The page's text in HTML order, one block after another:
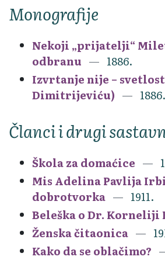
Monografije
Nekoji „prijatelji“
odbranu
1886.
Izvrtanje nije –
Dimitrijeviću)
1886.
Članci i drugi
Škola za domaćice
Mis Adelina Pavlija
dobrotvorka
1911.
Beleška o Dr. Korneliji
Ženska čitaonica
Kako da se oblačimo?